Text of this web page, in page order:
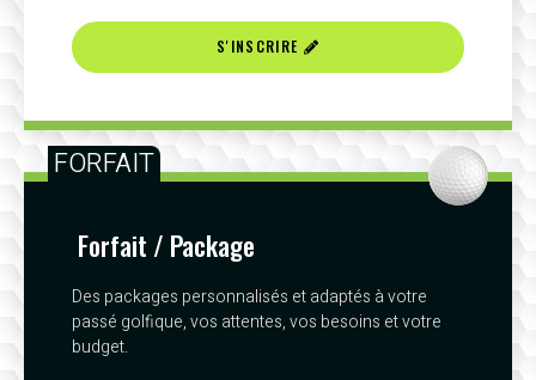
S'INSCRIRE
FORFAIT
Forfait / Package
Des packages personnalisés et adaptés à votre
passé golfique, vos attentes, vos besoins et votre
budget.